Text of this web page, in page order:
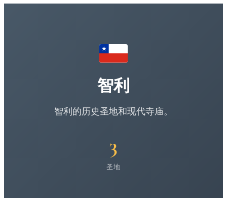
智利
智利的历史圣地和现代寺庙。
3
圣地